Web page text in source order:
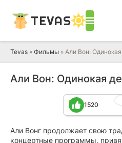
TEVAS
Tevas » Фильмы » Али Вон:
Али Вон: Одинокая
1520
Али Вонг продолжает свою
концертные программы,